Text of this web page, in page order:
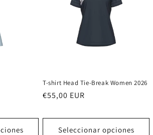
T-shirt Head Tie-Break Women 2026
Precio
€55,00 EUR
Seleccionar opciones